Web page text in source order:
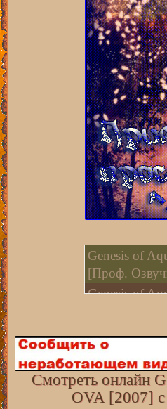
Genesis of
[Проф.
Genesis of
Смотреть онлайн
OVA [2007] с